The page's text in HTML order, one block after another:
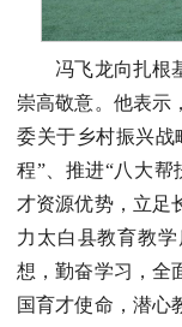
冯飞龙向扎根
崇高敬意。他表示
委关于乡村振兴战
程”、推进“八大帮
才资源优势，立足
力太白县教育教
想，勤奋学习，全
国育才使命，潜心